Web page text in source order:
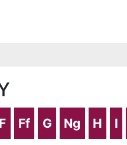
F Ff G Ng H I